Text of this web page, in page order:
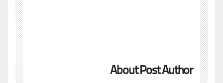
About Post Author